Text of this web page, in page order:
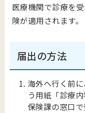
医療機関で診療を
険が適用されます。
届出の方法
海外へ行く前
う用紙「診療
保険課の窓口で